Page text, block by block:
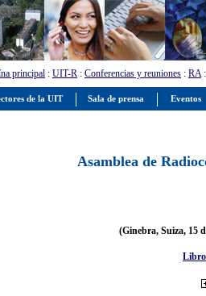
principal : UIT-R : Conferencias y reuniones : RA:
Asamblea de
(Ginebra, Suiza, 15
Libro
de la UIT Sala de prensa Eventos